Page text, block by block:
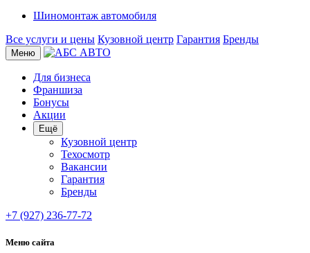
Шиномонтаж автомобиля
Все услуги и цены Кузовной центр Гарантия Бренды
Меню
Для бизнеса
Франшиза
Бонусы
Акции
Ещё
Кузовной центр
Техосмотр
Вакансии
Гарантия
Бренды
+7 (927) 236-77-72
Меню сайта